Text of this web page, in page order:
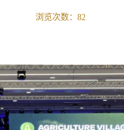
浏览次数： 82